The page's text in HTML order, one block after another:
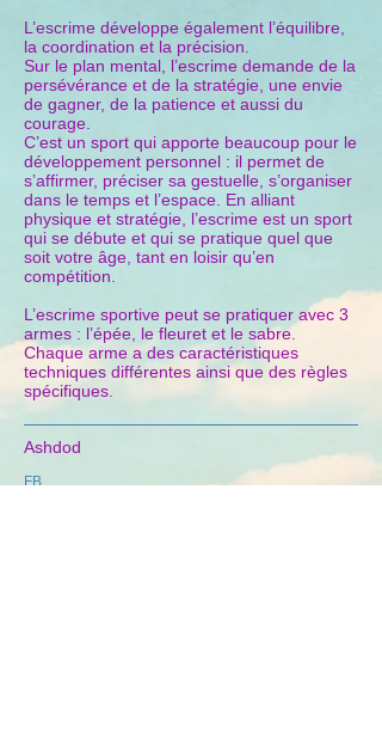
L’escrime développe également l’équilibre,
la coordination et la précision.
Sur le plan mental, l’escrime demande de la
persévérance et de la stratégie, une envie
de gagner, de la patience et aussi du
courage.
C’est un sport qui apporte beaucoup pour le
développement personnel : il permet de
s’affirmer, préciser sa gestuelle, s’organiser
dans le temps et l’espace. En alliant
physique et stratégie, l’escrime est un sport
qui se débute et qui se pratique quel que
soit votre âge, tant en loisir qu’en
compétition.
L’escrime sportive peut se pratiquer avec 3
armes : l’épée, le fleuret et le sabre.
Chaque arme a des caractéristiques
techniques différentes ainsi que des règles
spécifiques.
Ashdod
FB